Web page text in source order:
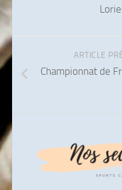
ARTICLE
Championnat de